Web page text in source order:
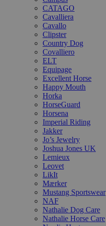
CATAGO
Cavalliera
Cavallo
Clipster
Country Dog
Covalliero
ELT
Equipage
Excellent Horse
Happy Mouth
Horka
HorseGuard
Horsena
Imperial Riding
Jakker
Jo’s Jewelry
Joshua Jones UK
Lemieux
Leovet
LikIt
Mærker
Mustang Sportswear
NAF
Nathalie Dog Care
Nathalie Horse Care